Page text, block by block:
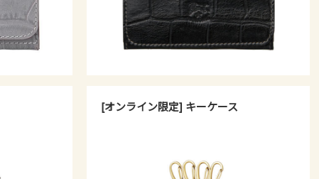
[オンライン限定] キーケース